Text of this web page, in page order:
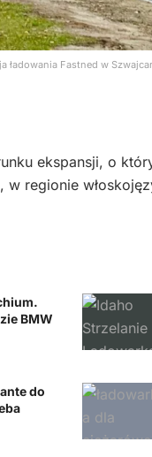
ładowania Fastned w
ekspansji, o
regionie
BMW
do